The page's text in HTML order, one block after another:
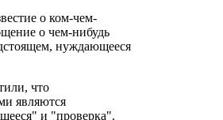
о ком-чем-
о чем-нибудь
нуждающееся
что
являются
и "проверка".